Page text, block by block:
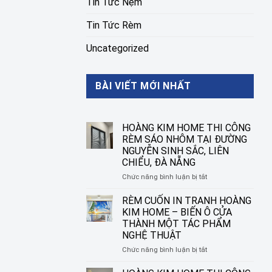
Tin Tức Rèm
Uncategorized
BÀI VIẾT MỚI NHẤT
HOÀNG KIM HOME THI CÔNG
RÈM SÁO NHÔM TẠI ĐƯỜNG
NGUYỄN SINH SẮC, LIÊN
CHIỂU, ĐÀ NẴNG
Chức năng bình luận bị tắtở
KIM
HOME
THI
CÔNG
SÁO
TẠI
RÈM CUỐN IN TRANH HOÀNG
KIM HOME – BIẾN Ô CỬA
THÀNH MỘT TÁC PHẨM
NGHỆ THUẬT
Chức năng bình luận bị tắtở
CUỐN